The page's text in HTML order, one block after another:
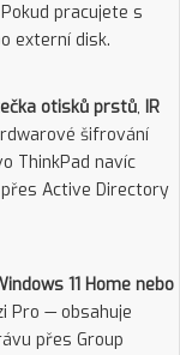
pracujete s
externí disk.
otisků prstů, IR
šifrování
ThinkPad navíc
Active Directory
11 Home nebo
Pro — obsahuje
přes Group